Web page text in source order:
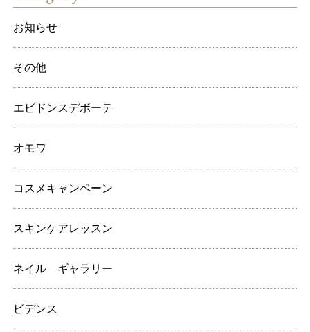
お知らせ
その他
エビドンスデボーテ
オモワ
コスメキャンペーン
スキンケアレッスン
ネイル ギャラリー
ビデンス